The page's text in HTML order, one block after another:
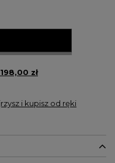
198,00 zł
i kupisz od ręki